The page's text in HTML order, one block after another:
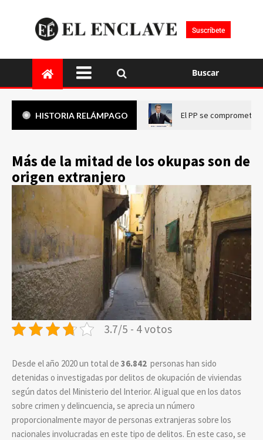
Suscríbete
Buscar
HISTORIA RELÁMPAGO El PP se compromete
Más de la mitad de los okupas son de
origen extranjero
3.7/5 - 4 votos
Desde el año 2020 un total de 36.842 personas han sido
detenidas o investigadas por delitos de okupación de viviendas
según datos del Ministerio del Interior. Al igual que en los datos
sobre crimen y delincuencia, se aprecia un número
proporcionalmente mayor de personas extranjeras sobre los
nacionales involucradas en este tipo de delitos. En este caso, se